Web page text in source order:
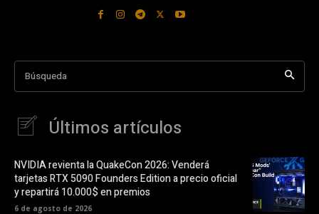
Búsqueda
Últimos artículos
NVIDIA revienta la QuakeCon 2026: Venderá
tarjetas RTX 5090 Founders Edition a precio oficial
y repartirá 10.000$ en premios
6 de agosto de 2026